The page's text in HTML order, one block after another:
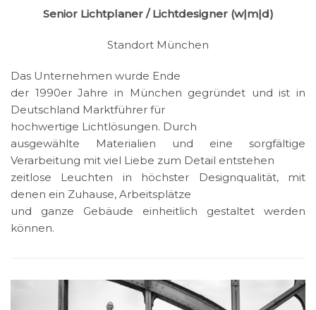
Senior Lichtplaner / Lichtdesigner (w|m|d)
Standort München
Das Unternehmen wurde Ende
der 1990er Jahre in München gegründet und ist in
Deutschland Marktführer für
hochwertige Lichtlösungen. Durch
ausgewählte Materialien und eine sorgfältige
Verarbeitung mit viel Liebe zum Detail entstehen
zeitlose Leuchten in höchster Designqualität, mit
denen ein Zuhause, Arbeitsplätze
und ganze Gebäude einheitlich gestaltet werden
können.